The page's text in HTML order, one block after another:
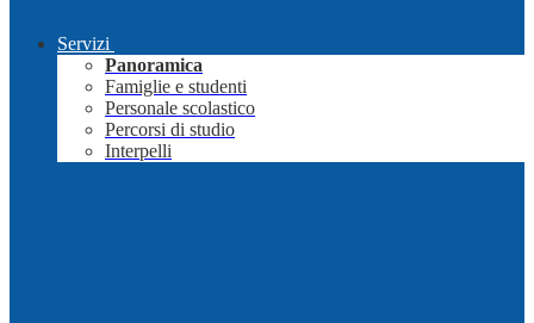
Servizi
Panoramica
Famiglie e studenti
Personale scolastico
Percorsi di studio
Interpelli